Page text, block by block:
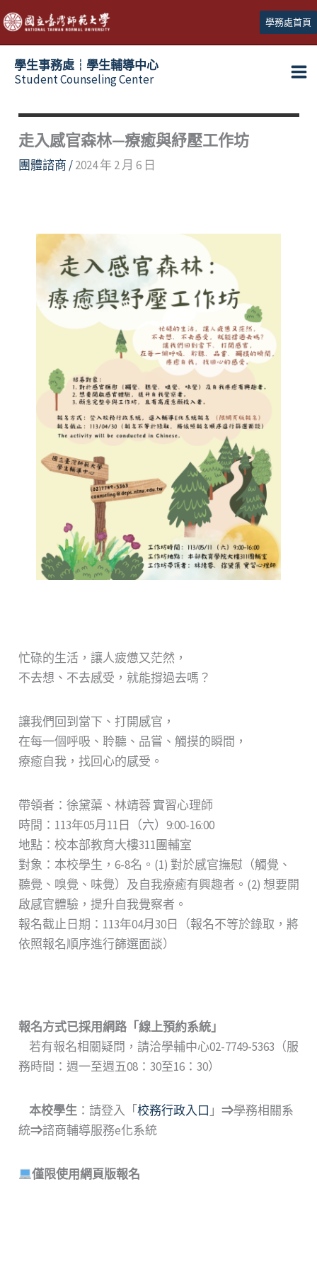
跳
至
主
學務處首頁
學生事務處┆學生輔導中心
Student Counseling Center
走入感官森林—療癒與紓壓工作坊
團體諮商 /2024 年 2 月 6 日
忙碌的生活，讓人疲憊又茫然，
不去想、不去感受，就能撐過去嗎？
讓我們回到當下、打開感官，
在每一個呼吸、聆聽、品嘗、觸摸的瞬間，
療癒自我，找回心的感受。
帶領者：徐黛蕖、林靖蓉 實習心理師
時間：113年05月11日（六）9:00-16:00
地點：校本部教育大樓311團輔室
對象：本校學生，6-8名。(1) 對於感官撫慰（觸覺、
聽覺、嗅覺、味覺）及自我療癒有興趣者。(2) 想要開
啟感官體驗，提升自我覺察者。
報名截止日期：113年04月30日（報名不等於錄取，將
依照報名順序進行篩選面談）
報名方式已採用網路「線上預約系統」
若有報名相關疑問，請洽學輔中心02-7749-5363（服
務時間：週一至週五08：30至16：30）
本校學生：請登入「校務行政入口 」 ⇒學務相關系
統⇒諮商輔導服務e化系統
僅限使用網頁版報名